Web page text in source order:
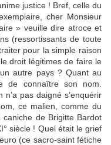
justice ! Bref, celle du
cher Monsieur
» veuille dire atroce et
(ressortissants de toute
pour la simple raison
droit légitimes de faire le
autre pays ? Quant au
de connaître son nom.
pas daigné s’enquérir
ce malien, comme du
de Brigitte Bardot
siècle ! Quel était le grief
(ce sacro-saint fétiche